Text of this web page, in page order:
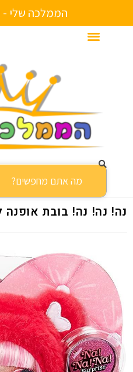
הממלכה שלי - שליח מבצ ע
נה! נה! בובת אופנה